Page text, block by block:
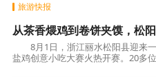
旅游快报
从茶香煨鸡到卷饼夹馍，松
8月1日，浙江丽水松阳县迎来
盐鸡创意小吃大赛火热开赛。20多